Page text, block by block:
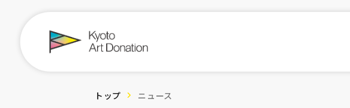
トップ ニュース